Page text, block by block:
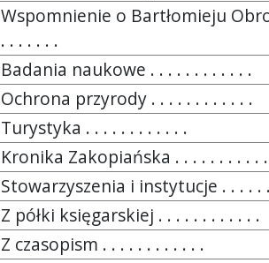
Wspomnienie o Bartłomieju
. . . . . . .
Badania naukowe . . . . . . . . . . . .
Ochrona przyrody . . . . . . . . . . . .
Turystyka . . . . . . . . . . . .
Kronika Zakopiańska . . . . . . . . . .
Stowarzyszenia i instytucje . . . . .
Z półki księgarskiej . . . . . . . . . . . .
Z czasopism . . . . . . . . . . . .